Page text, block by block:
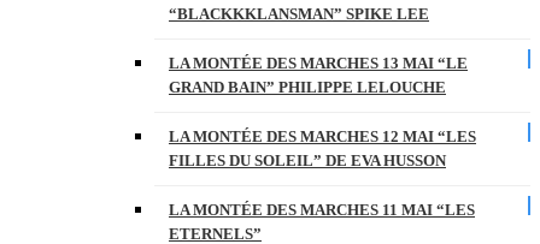
“BLACKKKLANSMAN” SPIKE LEE
LA MONTÉE DES MARCHES 13 MAI “LE
GRAND BAIN” PHILIPPE LELOUCHE
LA MONTÉE DES MARCHES 12 MAI “LES
FILLES DU SOLEIL” DE EVA HUSSON
LA MONTÉE DES MARCHES 11 MAI “LES
ETERNELS”